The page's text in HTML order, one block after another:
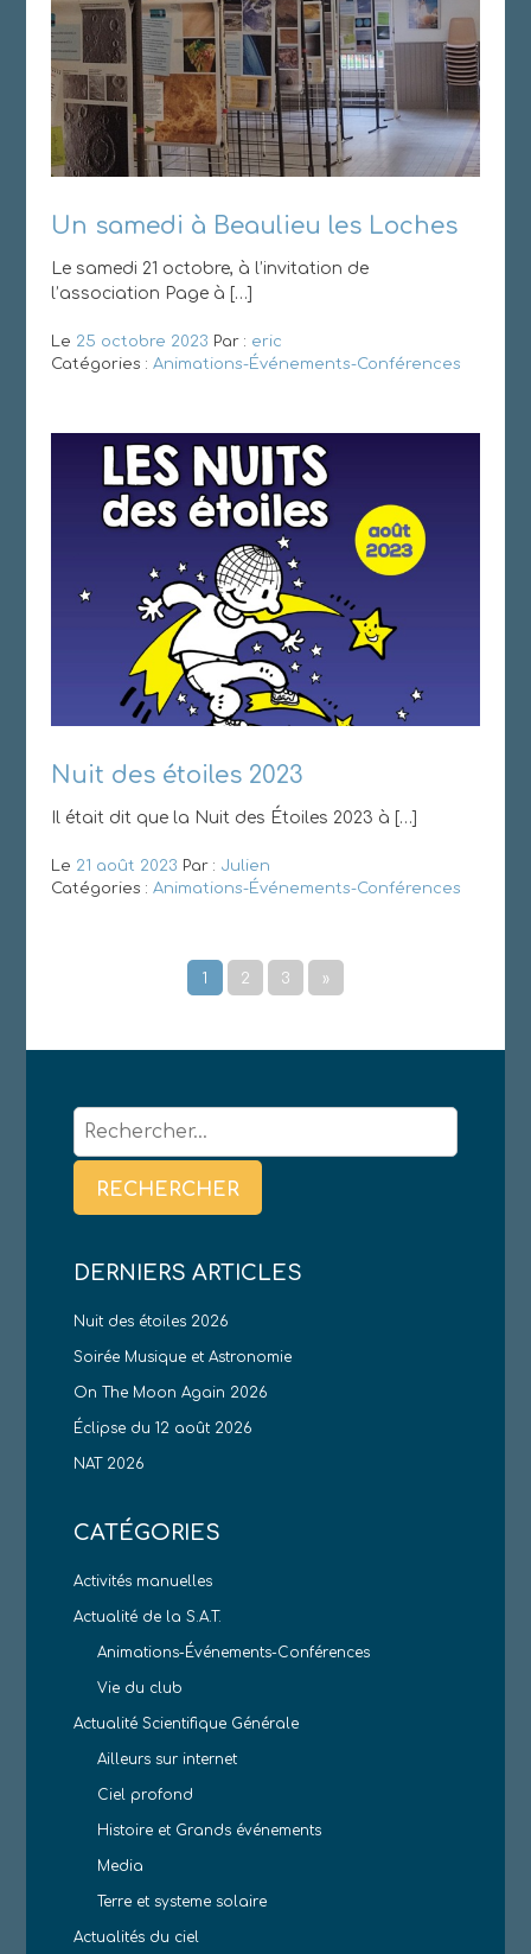
Un samedi à Beaulieu les Loches
Le samedi 21 octobre, à l’invitation de
l’association Page à […]
Le 25 octobre 2023 Par : eric
Catégories : Animations-Événements-Conférences
Nuit des étoiles 2023
Il était dit que la Nuit des Étoiles 2023 à […]
Le 21 août 2023 Par : Julien
Catégories : Animations-Événements-Conférences
1 2 3 »
Rechercher :
DERNIERS ARTICLES
Nuit des étoiles 2026
Soirée Musique et Astronomie
On The Moon Again 2026
Éclipse du 12 août 2026
NAT 2026
CATÉGORIES
Activités manuelles
Actualité de la S.A.T.
Animations-Événements-Conférences
Vie du club
Actualité Scientifique Générale
Ailleurs sur internet
Ciel profond
Histoire et Grands événements
Media
Terre et systeme solaire
Actualités du ciel